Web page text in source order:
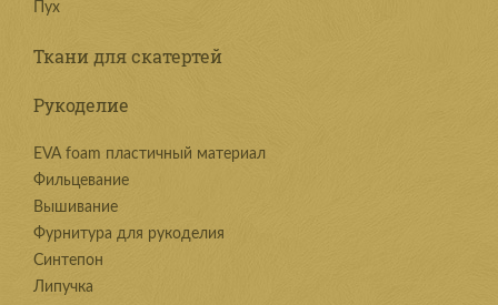
Пух
Ткани для скатертей
Рукоделие
EVA foam пластичный материал
Фильцевание
Вышивание
Фурнитура для рукоделия
Синтепон
Липучка